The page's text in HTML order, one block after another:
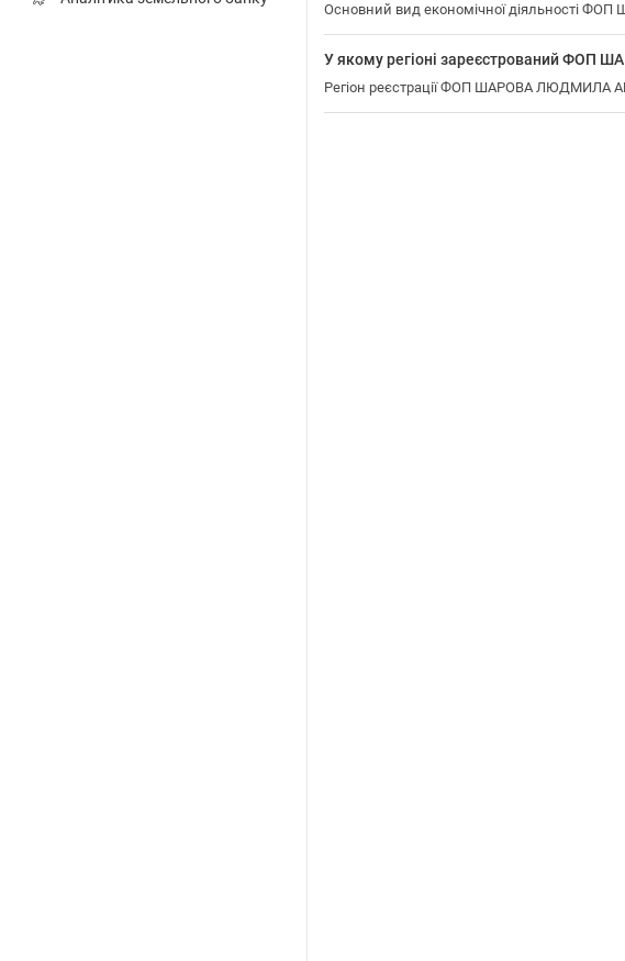
Основний вид економічної діяльності
У якому регіоні зареєстрований
Регіон реєстрації ФОП ШАРОВА ЛЮДМИЛА